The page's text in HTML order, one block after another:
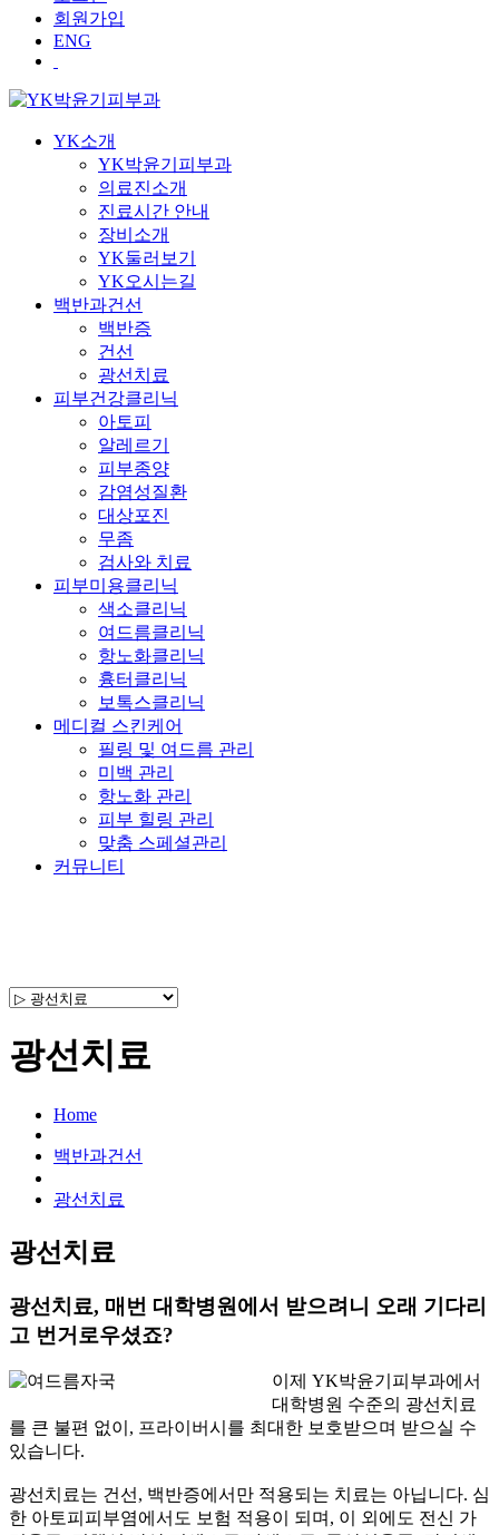
회원가입
ENG
YK소개
YK박윤기피부과
의료진소개
진료시간 안내
장비소개
YK둘러보기
YK오시는길
백반과건선
백반증
건선
광선치료
피부건강클리닉
아토피
알레르기
피부종양
감염성질환
대상포진
무좀
검사와 치료
피부미용클리닉
색소클리닉
여드름클리닉
항노화클리닉
흉터클리닉
보톡스클리닉
메디컬 스킨케어
필링 및 여드름 관리
미백 관리
항노화 관리
피부 힐링 관리
맞춤 스페셜관리
커뮤니티
광선치료
Home
백반과건선
광선치료
광선치료
광선치료, 매번 대학병원에서 받으려니 오래 기다리
고 번거로우셨죠?
이제 YK박윤기피부과에서
대학병원 수준의 광선치료
를 큰 불편 없이, 프라이버시를 최대한 보호받으며 받으실 수
있습니다.
광선치료는 건선, 백반증에서만 적용되는 치료는 아닙니다. 심
한 아토피피부염에서도 보험 적용이 되며, 이 외에도 전신 가